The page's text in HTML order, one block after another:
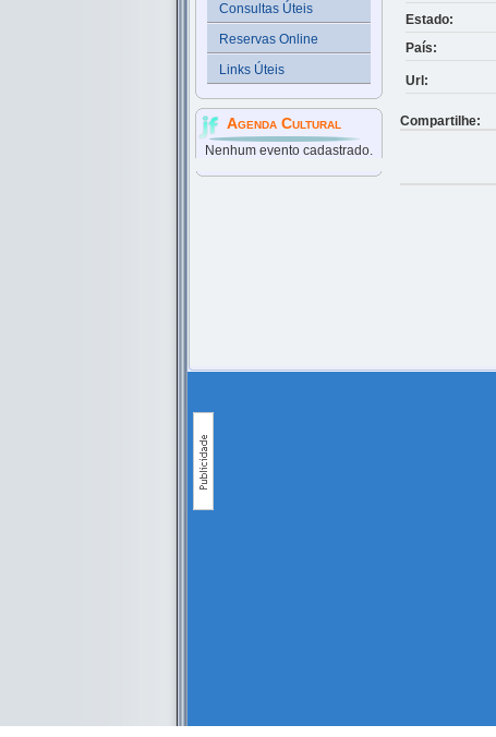
Consultas Úteis
Reservas Online
Links Úteis
Agenda Cultural
Nenhum evento cadastrado.
Estado:
País:
Url:
Compartilhe: